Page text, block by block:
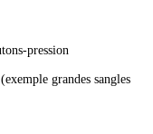
pression
grandes sangles